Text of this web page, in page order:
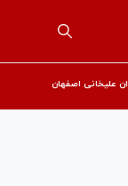
علیخانی اصفهان